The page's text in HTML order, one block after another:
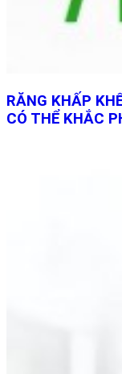
RĂNG KHẤP
CÓ THỂ KHẮC